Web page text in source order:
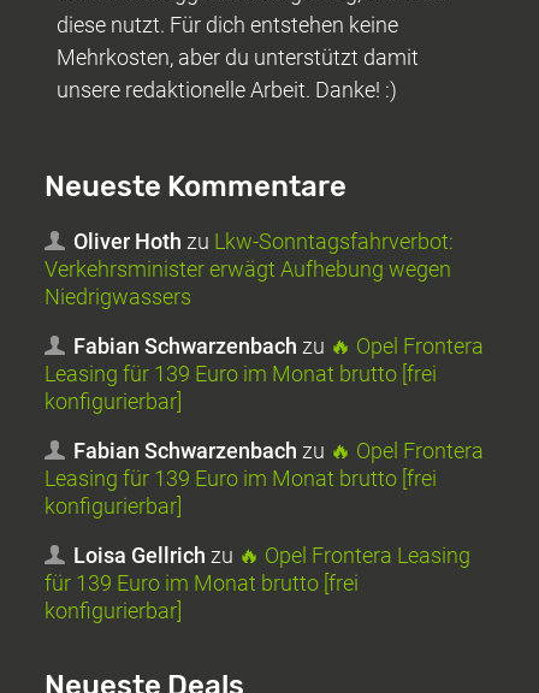
diese nutzt. Für dich entstehen keine
Mehrkosten, aber du unterstützt damit
unsere redaktionelle Arbeit. Danke! :)
Neueste Kommentare
Oliver Hoth zu Lkw-Sonntagsfahrverbot:
Verkehrsminister erwägt Aufhebung wegen
Niedrigwassers
Fabian Schwarzenbach zu 🔥 Opel Frontera
Leasing für 139 Euro im Monat brutto [frei
konfigurierbar]
Fabian Schwarzenbach zu 🔥 Opel Frontera
Leasing für 139 Euro im Monat brutto [frei
konfigurierbar]
Loisa Gellrich zu 🔥 Opel Frontera Leasing
für 139 Euro im Monat brutto [frei
konfigurierbar]
Neueste Deals